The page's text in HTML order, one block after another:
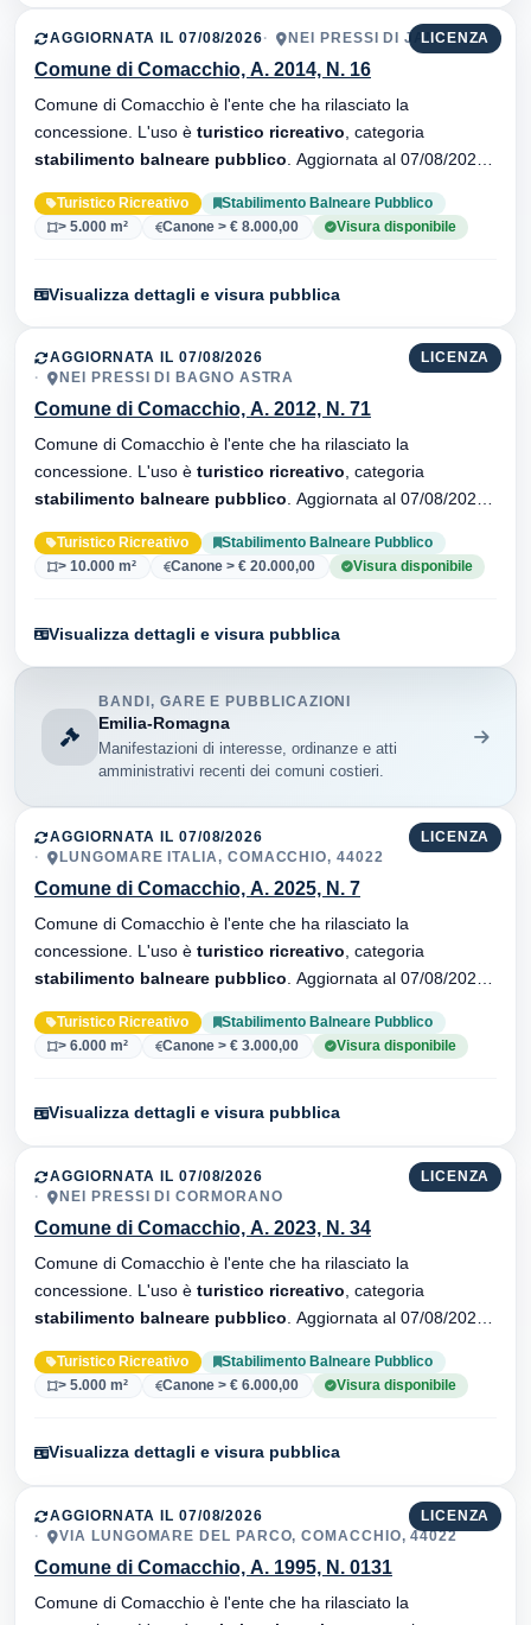
LICENZA
AGGIORNATA IL 07/08/2026 NEI PRESSI DI JAMAICA
Comune di Comacchio, A. 2014, N. 16
Comune di Comacchio è l'ente che ha rilasciato la
concessione. L'uso è turistico ricreativo , categoria
stabilimento balneare pubblico
Turistico Ricreativo
Stabilimento Balneare Pubblico
> 5.000 m²
Canone > € 8.000,00 Visura disponibile
Visualizza dettagli e visura pubblica
LICENZA
AGGIORNATA IL 07/08/2026
NEI PRESSI DI BAGNO ASTRA
Comune di Comacchio, A. 2012, N. 71
Comune di Comacchio è l'ente che ha rilasciato la
concessione. L'uso è turistico ricreativo , categoria
stabilimento balneare pubblico
Turistico Ricreativo
Stabilimento Balneare Pubblico
> 10.000 m²
Canone > € 20.000,00 Visura disponibile
Visualizza dettagli e visura pubblica
BANDI, GARE E PUBBLICAZIONI
Emilia-Romagna
Manifestazioni di interesse, ordinanze e atti
amministrativi recenti dei comuni costieri.
LICENZA
AGGIORNATA IL 07/08/2026
LUNGOMARE ITALIA, COMACCHIO, 44022
Comune di Comacchio, A. 2025, N. 7
Comune di Comacchio è l'ente che ha rilasciato la
concessione. L'uso è turistico ricreativo , categoria
stabilimento balneare pubblico
Turistico Ricreativo
Stabilimento Balneare Pubblico
> 6.000 m²
Canone > € 3.000,00 Visura disponibile
Visualizza dettagli e visura pubblica
LICENZA
AGGIORNATA IL 07/08/2026
NEI PRESSI DI CORMORANO
Comune di Comacchio, A. 2023, N. 34
Comune di Comacchio è l'ente che ha rilasciato la
concessione. L'uso è turistico ricreativo , categoria
stabilimento balneare pubblico
Turistico Ricreativo
Stabilimento Balneare Pubblico
> 5.000 m²
Canone > € 6.000,00 Visura disponibile
Visualizza dettagli e visura pubblica
LICENZA
AGGIORNATA IL 07/08/2026
VIA LUNGOMARE DEL PARCO, COMACCHIO, 44022
Comune di Comacchio, A. 1995, N. 0131
Comune di Comacchio è l'ente che ha rilasciato la